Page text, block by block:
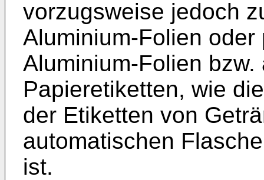
vorzugsweise jedoch
Aluminium-Folien
Aluminium-Folien
Papieretiketten, wie
der Etiketten von
automatischen
ist.